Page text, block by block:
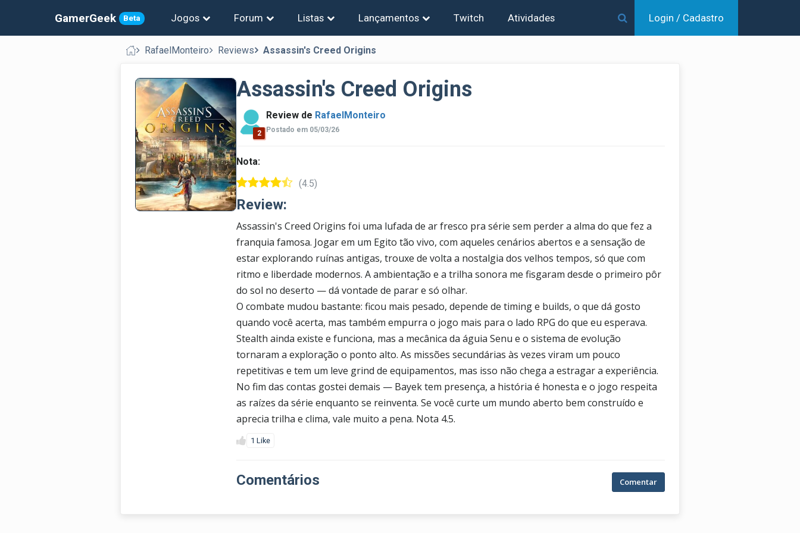
GamerGeek Beta Jogos Forum Listas Lançamentos Twitch Atividades Login / Cadastro
RafaelMonteiro Reviews Assassin's Creed Origins
Assassin's Creed Origins
2
Review de RafaelMonteiro
Postado em 05/03/26
Nota:
(4.5)
Review:
Assassin's Creed Origins foi uma lufada de ar fresco pra série sem perder a alma do que fez a
franquia famosa. Jogar em um Egito tão vivo, com aqueles cenários abertos e a sensação de
estar explorando ruínas antigas, trouxe de volta a nostalgia dos velhos tempos, só que com
ritmo e liberdade modernos. A ambientação e a trilha sonora me fisgaram desde o primeiro pôr
do sol no deserto — dá vontade de parar e só olhar.
O combate mudou bastante: ficou mais pesado, depende de timing e builds, o que dá gosto
quando você acerta, mas também empurra o jogo mais para o lado RPG do que eu esperava.
Stealth ainda existe e funciona, mas a mecânica da águia Senu e o sistema de evolução
tornaram a exploração o ponto alto. As missões secundárias às vezes viram um pouco
repetitivas e tem um leve grind de equipamentos, mas isso não chega a estragar a experiência.
No fim das contas gostei demais — Bayek tem presença, a história é honesta e o jogo respeita
as raízes da série enquanto se reinventa. Se você curte um mundo aberto bem construído e
aprecia trilha e clima, vale muito a pena. Nota 4.5.
1 Like
Comentários Comentar